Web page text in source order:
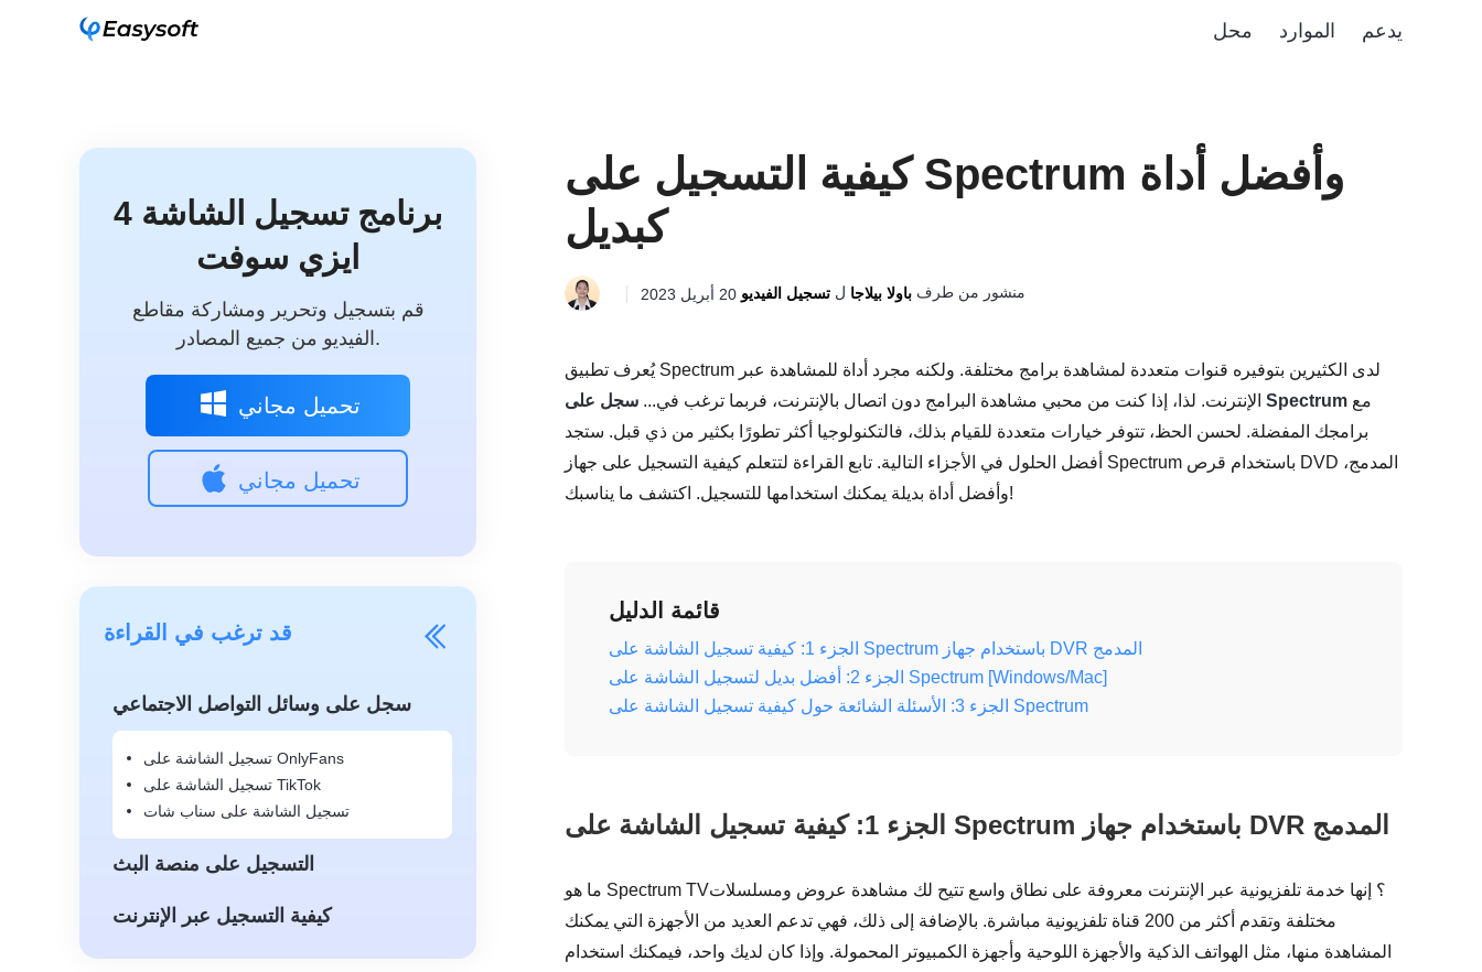
محل الموارد يدعم
4 برنامج تسجيل الشاشة
ايزي سوفت
قم بتسجيل وتحرير ومشاركة مقاطع
الفيديو من جميع المصادر.
تحميل مجاني
تحميل مجاني
قد ترغب في القراءة
سجل على وسائل التواصل الاجتماعي
تسجيل الشاشة على OnlyFans
تسجيل الشاشة على TikTok
تسجيل الشاشة على سناب شات
التسجيل على منصة البث
كيفية التسجيل عبر الإنترنت
كيفية التسجيل على Spectrum وأفضل أداة
كبديل
منشور من طرف باولا بيلاجا ل تسجيل الفيديو 20 أبريل 2023
يُعرف تطبيق Spectrum لدى الكثيرين بتوفيره قنوات متعددة لمشاهدة برامج مختلفة. ولكنه مجرد أداة للمشاهدة عبر
الإنترنت. لذا، إذا كنت من محبي مشاهدة البرامج دون اتصال بالإنترنت، فربما ترغب في... سجل على Spectrum
برامجك المفضلة. لحسن الحظ، تتوفر خيارات متعددة للقيام بذلك، فالتكنولوجيا أكثر تطورًا بكثير من ذي قبل. ستجد
أفضل الحلول في الأجزاء التالية. تابع القراءة لتتعلم كيفية التسجيل على جهاز Spectrum باستخدام قرص DVD المدمج،
وأفضل أداة بديلة يمكنك استخدامها للتسجيل. اكتشف ما يناسبك!
قائمة الدليل
الجزء 1: كيفية تسجيل الشاشة على Spectrum باستخدام جهاز DVR المدمج
الجزء 2: أفضل بديل لتسجيل الشاشة على Spectrum [Windows/Mac]
الجزء 3: الأسئلة الشائعة حول كيفية تسجيل الشاشة على Spectrum
الجزء 1: كيفية تسجيل الشاشة على Spectrum باستخدام جهاز DVR المدمج
ما هو Spectrum TV؟ إنها خدمة تلفزيونية عبر الإنترنت معروفة على نطاق واسع تتيح لك مشاهدة عروض ومسلسلات
مختلفة وتقدم أكثر من 200 قناة تلفزيونية مباشرة. بالإضافة إلى ذلك، فهي تدعم العديد من الأجهزة التي يمكنك
المشاهدة منها، مثل الهواتف الذكية والأجهزة اللوحية وأجهزة الكمبيوتر المحمولة. وإذا كان لديك واحد، فيمكنك استخدام